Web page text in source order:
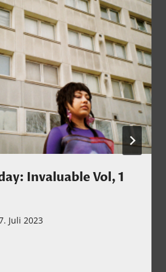
Invaluable Vol, 1
Juli 2023